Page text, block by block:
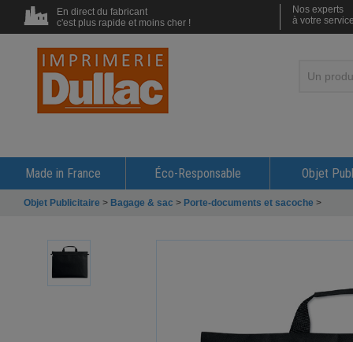
En direct du fabricant
c'est plus rapide et moins cher !
Nos experts
à votre
Made in France Éco-Responsable Objet
Objet Publicitaire > Bagage & sac > Porte-documents et sacoche >